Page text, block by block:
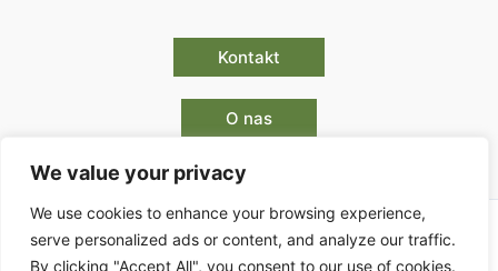
We value your privacy
We use cookies to enhance your browsing experience,
serve personalized ads or content, and analyze our traffic.
By clicking "Accept All", you consent to our use of cookies.
Kontakt
O nas